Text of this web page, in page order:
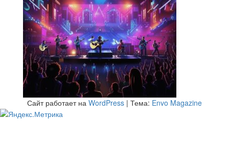
Сайт работает на WordPress | Тема: Envo Magazine